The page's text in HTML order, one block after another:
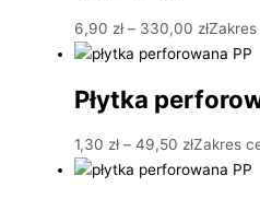
6,90 zł – 330,00 złZakres
Płytka
1,30 zł – 49,50 złZakres